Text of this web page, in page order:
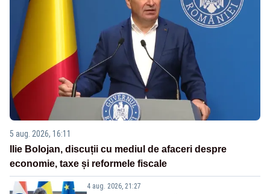
5 aug. 2026, 16:11
Ilie Bolojan, discuții cu mediul de afaceri despre
economie, taxe și reformele fiscale
4 aug. 2026, 21:27